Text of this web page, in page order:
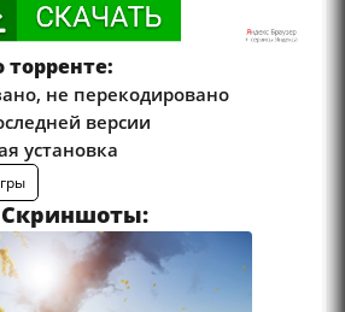
не перекодировано
версии
установка
Скриншоты: